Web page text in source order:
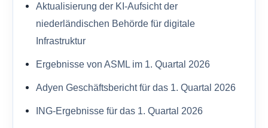
Aktualisierung der KI-Aufsicht der
niederländischen Behörde für digitale
Infrastruktur
Ergebnisse von ASML im 1. Quartal 2026
Adyen Geschäftsbericht für das 1. Quartal 2026
ING-Ergebnisse für das 1. Quartal 2026